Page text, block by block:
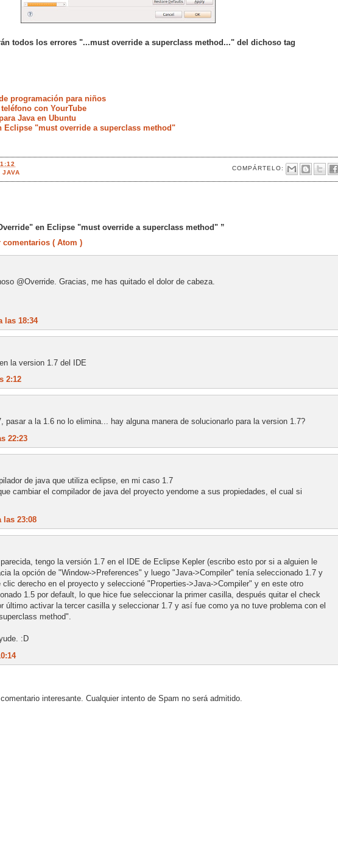
todos los errores "...must override a superclass method..." del dichoso tag
programación para niños
con YourTube
Java en Ubuntu
Eclipse "must override a superclass method"
COMPÁRTELO:
JAVA
en Eclipse "must override a superclass method" ”
comentarios ( Atom )
@Override. Gracias, me has quitado el dolor de cabeza.
las 18:34
la version 1.7 del IDE
2:12
pasar a la 1.6 no lo elimina... hay alguna manera de solucionarlo para la version 1.7?
22:23
de java que utiliza eclipse, en mi caso 1.7
cambiar el compilador de java del proyecto yendome a sus propiedades, el cual si
las 23:08
tengo la versión 1.7 en el IDE de Eclipse Kepler (escribo esto por si a alguien le
la opción de "Window->Preferences" y luego "Java->Compiler" tenía seleccionado 1.7 y
derecho en el proyecto y seleccioné "Properties->Java->Compiler" y en este otro
1.5 por default, lo que hice fue seleccionar la primer casilla, después quitar el check
último activar la tercer casilla y seleccionar 1.7 y así fue como ya no tuve problema con el
method".
:D
interesante. Cualquier intento de Spam no será admitido.